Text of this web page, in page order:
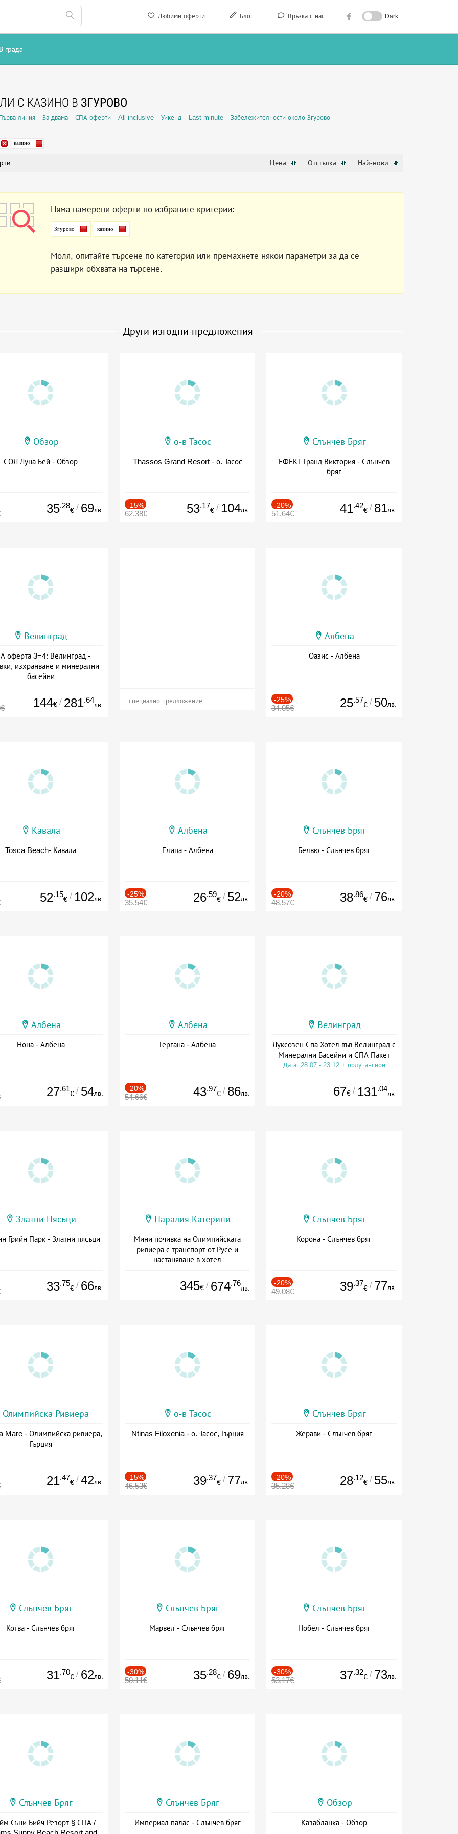
Любими оферти Блог Връзка с нас Dark
В града
С КАЗИНО В ЗГУРОВО
линия За двама СПА оферти All inclusive Уикенд Last minute Забележителности около Згурово
казино
Цена Отстъпка Най-нови
Няма намерени оферти по избраните критерии:
Згурово казино
Моля, опитайте търсене по категория или премахнете някои параметри за да се
разшири обхвата на търсене.
Други изгодни предложения
Обзор
СОЛ Луна Бей - Обзор
35.28
€ / 69лв.
о-в Тасос
Thassos Grand Resort - о. Тасос
-15%
62.38€ 53.17
€ / 104лв.
Слънчев Бряг
ЕФЕКТ Гранд Виктория - Слънчев
бряг
-20%
51.64€ 41.42
€ / 81лв.
Велинград
оферта 3=4: Велинград -
изхранване и минерални
басейни
144€ / 281.64
лв. специално предложение
Албена
Оазис - Албена
-25%
34.05€ 25.57
€ / 50лв.
Кавала
Tosca Beach- Кавала
52.15
€ / 102лв.
Албена
Елица - Албена
-25%
35.54€ 26.59
€ / 52лв.
Слънчев Бряг
Белвю - Слънчев бряг
-20%
48.57€ 38.86
€ / 76лв.
Албена
Нона - Албена
27.61
€ / 54лв.
Албена
Гергана - Албена
-20%
54.66€ 43.97
€ / 86лв.
Велинград
Луксозен Спа Хотел във Велинград с
Минерални Басейни и СПА Пакет
Дата: 28.07 - 23.12 + полупансион
67€ / 131.04
лв.
Златни Пясъци
Грийн Парк - Златни пясъци
33.75
€ / 66лв.
Паралия Катерини
Мини почивка на Олимпийската
ривиера с транспорт от Русе и
настаняване в хотел
345€ / 674.76
лв.
Слънчев Бряг
Корона - Слънчев бряг
-20%
49.08€ 39.37
€ / 77лв.
Олимпийска Ривиера
Mare - Олимпийска ривиера,
Гърция
21.47
€ / 42лв.
о-в Тасос
Ntinas Filoxenia - о. Тасос, Гърция
-15%
46.53€ 39.37
€ / 77лв.
Слънчев Бряг
Жерави - Слънчев бряг
-20%
35.28€ 28.12
€ / 55лв.
Слънчев Бряг
Котва - Слънчев бряг
31.70
€ / 62лв.
Слънчев Бряг
Марвел - Слънчев бряг
-30%
50.11€ 35.28
€ / 69лв.
Слънчев Бряг
Нобел - Слънчев бряг
-30%
53.17€ 37.32
€ / 73лв.
Слънчев Бряг
Съни Бийч Резорт § СПА /
Слънчев Бряг
Империал палас - Слънчев бряг
Обзор
Казабланка - Обзор